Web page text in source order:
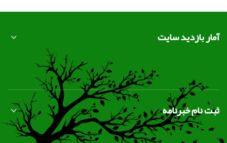
آمار بازدید سایت
ثبت نام خبرنامه